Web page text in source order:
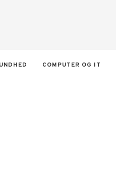
COMPUTER OG IT